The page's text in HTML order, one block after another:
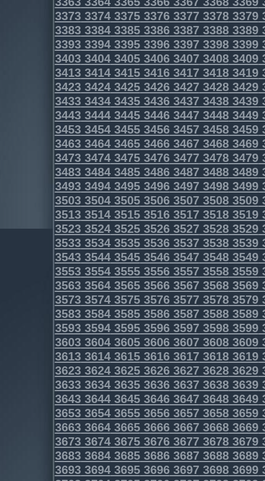
3373337433753376337733783379
3383338433853386338733883389
3393339433953396339733983399
3403340434053406340734083409
3413341434153416341734183419
3423342434253426342734283429
3433343434353436343734383439
3443344434453446344734483449
3453345434553456345734583459
3463346434653466346734683469
3473347434753476347734783479
3483348434853486348734883489
3493349434953496349734983499
3503350435053506350735083509
3513351435153516351735183519
3523352435253526352735283529
3533353435353536353735383539
3543354435453546354735483549
3553355435553556355735583559
3563356435653566356735683569
3573357435753576357735783579
3583358435853586358735883589
3593359435953596359735983599
3603360436053606360736083609
3613361436153616361736183619
3623362436253626362736283629
3633363436353636363736383639
3643364436453646364736483649
3653365436553656365736583659
3663366436653666366736683669
3673367436753676367736783679
3683368436853686368736883689
3693369436953696369736983699